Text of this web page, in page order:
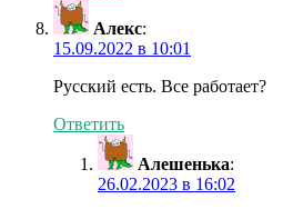
Алекс:
15.09.2022 в 10:01
Русский есть. Все работает?
Ответить
Алешенька:
26.02.2023 в 16:02